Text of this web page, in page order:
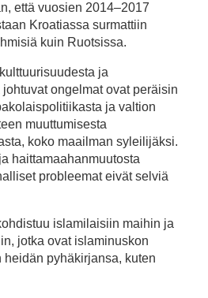
että vuosien 2014–2017
Kroatiassa surmattiin
kuin Ruotsissa.
ja
ongelmat ovat peräisin
ja valtion
muuttumisesta
koko maailman syleilijäksi.
haittamaahanmuutosta
probleemat eivät selviä
islamilaisiin maihin ja
jotka ovat islaminuskon
pyhäkirjansa, kuten